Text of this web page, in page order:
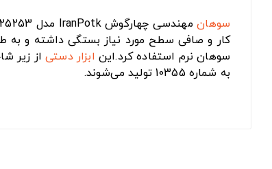
سوهانمهندسی چهارگوش IranPotk مدل PB25253 از محصولات برند ایرانی معتبر «ایران
کار و صافی سطح مورد نیاز بستگی داشته و به
سوهان نرم استفاده کرد.این ابزار دستیاز زیر
به شماره 10355 تولید می‌شوند.